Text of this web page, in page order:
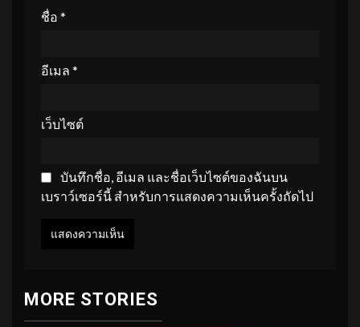
ชื่อ *
อีเมล *
เว็บไซต์
บันทึกชื่อ, อีเมล และชื่อเว็บไซต์ของฉันบน
เบราว์เซอร์นี้ สำหรับการแสดงความเห็นครั้งถัดไป
MORE STORIES